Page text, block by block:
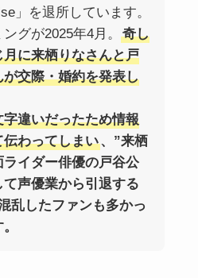
」を退所しています。
グが2025年4月。
奇し
月に来栖りなさんと戸
が交際・婚約を発表し
字違いだったため情報
伝わってしまい、”来栖
ライダー俳優の戸谷公
て声優業から引退する
乱したファンも多かっ